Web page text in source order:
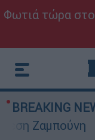
Φωτιά τώρα
BREAKING
Ζαμπούνη